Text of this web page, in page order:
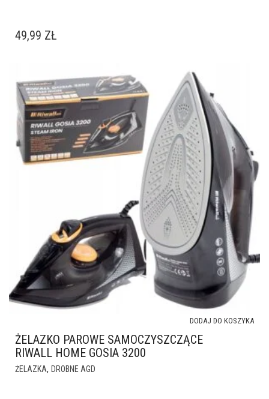
49,99 ZŁ
ŻELAZKO PAROWE SAMOCZYSZCZĄCE
RIWALL HOME GOSIA 3200
ŻELAZKA, DROBNE AGD
DODAJ DO KOSZYKA